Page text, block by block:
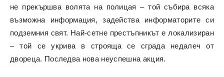
не прекършва волята на полицая – той събира всяка
възможна информация, задейства информаторите си
подземния свят. Най-сетне престъпникът е локализиран
– той се укрива в строяща се сграда недалеч от
двореца. Последва нова неуспешна акция.